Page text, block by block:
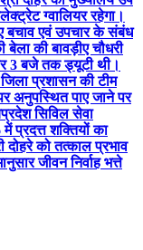
ग्वालियर रहेगा।
बचाव एवं उपचार के संबंध
बेला की बावड़ीए चौधरी
3 बजे तक ड्यूटी थी।
प्रशासन की टीम
अनुपस्थित पाए जाने पर
सिविल सेवा
प्रदत्त शक्तियों का
दोहरे को तत्काल प्रभाव
जीवन निर्वाह भत्ते